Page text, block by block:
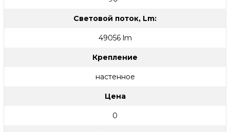
Световой поток, Lm:
49056 lm
Крепление
настенное
Цена
0